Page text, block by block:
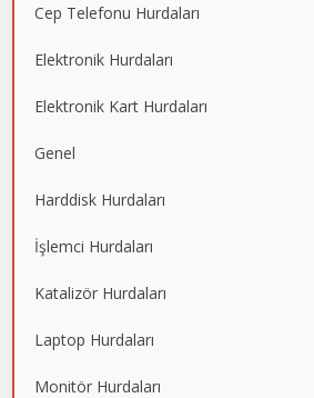
Cep Telefonu Hurdaları
Elektronik Hurdaları
Elektronik Kart Hurdaları
Genel
Harddisk Hurdaları
İşlemci Hurdaları
Katalizör Hurdaları
Laptop Hurdaları
Monitör Hurdaları